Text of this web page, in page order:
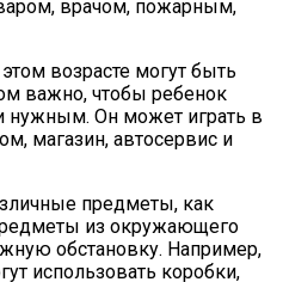
врачом, пожарным,
возрасте могут быть
важно, чтобы ребенок
нужным. Он может играть в
магазин, автосервис и
предметы, как
из окружающего
обстановку. Например,
использовать коробки,